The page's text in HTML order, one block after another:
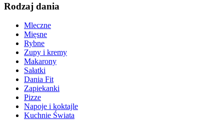
Rodzaj dania
Mleczne
Mięsne
Rybne
Zupy i kremy
Makarony
Sałatki
Dania Fit
Zapiekanki
Pizze
Napoje i koktajle
Kuchnie Świata